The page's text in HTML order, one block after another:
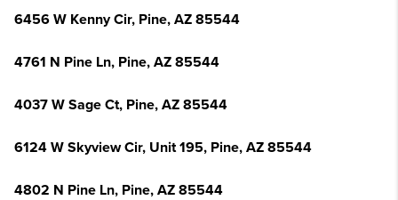
6456 W Kenny Cir, Pine, AZ 85544
4761 N Pine Ln, Pine, AZ 85544
4037 W Sage Ct, Pine, AZ 85544
6124 W Skyview Cir, Unit 195, Pine, AZ 85544
4802 N Pine Ln, Pine, AZ 85544